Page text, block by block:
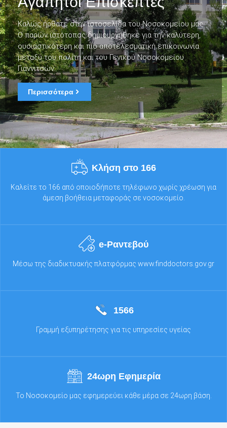
Καλώς ήρθατε στην ιστοσελίδα του Νοσοκομείου μας.
Ο παρών ιστότοπος δημιουργήθηκε για την καλύτερη,
ουσιαστικότερη και πιο αποτελεσματική επικοινωνία
μεταξύ του πολίτη και του Γενικού Νοσοκομείου
Γιαννιτσών.
Περισσότερα
Κλήση στο 166
Καλείτε το 166 από οποιοδήποτε τηλέφωνο χωρίς χρέωση για
άμεση βοήθεια μεταφοράς σε νοσοκομείο.
e-Ραντεβού
Μέσω της διαδικτυακής πλατφόρμας www.finddoctors.gov.gr
1566
Γραμμή εξυπηρέτησης για τις υπηρεσίες υγείας
24ωρη Εφημερία
Το Νοσοκομείο μας εφημερεύει κάθε μέρα σε 24ωρη βάση.